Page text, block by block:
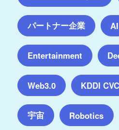
パートナー企業 AI
Entertainment
Web3.0 KDDI CVC
宇宙 Robotics